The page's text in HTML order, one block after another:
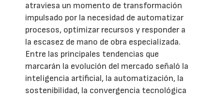
atraviesa un momento de transformación
impulsado por la necesidad de automatizar
procesos, optimizar recursos y responder a
la escasez de mano de obra especializada.
Entre las principales tendencias que
marcarán la evolución del mercado señaló la
inteligencia artificial, la automatización, la
sostenibilidad, la convergencia tecnológica